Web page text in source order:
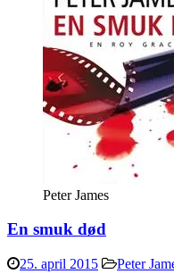
Peter James
En smuk død
25. april 2015
Peter